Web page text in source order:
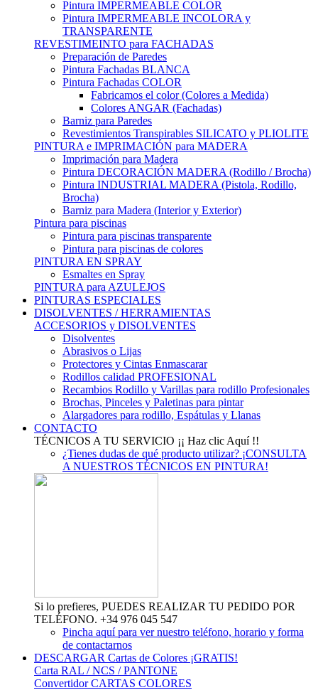
Pintura IMPERMEABLE COLOR
Pintura IMPERMEABLE INCOLORA y
TRANSPARENTE
REVESTIMEINTO para FACHADAS
Preparación de Paredes
Pintura Fachadas BLANCA
Pintura Fachadas COLOR
Fabricamos el color (Colores a Medida)
Colores ANGAR (Fachadas)
Barniz para Paredes
Revestimientos Transpirables SILICATO y PLIOLITE
PINTURA e IMPRIMACIÓN para MADERA
Imprimación para Madera
Pintura DECORACIÓN MADERA (Rodillo / Brocha)
Pintura INDUSTRIAL MADERA (Pistola, Rodillo,
Brocha)
Barniz para Madera (Interior y Exterior)
Pintura para piscinas
Pintura para piscinas transparente
Pintura para piscinas de colores
PINTURA EN SPRAY
Esmaltes en Spray
PINTURA para AZULEJOS
PINTURAS ESPECIALES
DISOLVENTES / HERRAMIENTAS
ACCESORIOS y DISOLVENTES
Disolventes
Abrasivos o Lijas
Protectores y Cintas Enmascarar
Rodillos calidad PROFESIONAL
Recambios Rodillo y Varillas para rodillo Profesionales
Brochas, Pinceles y Paletinas para pintar
Alargadores para rodillo, Espátulas y Llanas
CONTACTO
TÉCNICOS A TU SERVICIO ¡¡ Haz clic Aquí !!
¿Tienes dudas de qué producto utilizar? ¡CONSULTA
A NUESTROS TÉCNICOS EN PINTURA!
Si lo prefieres, PUEDES REALIZAR TU PEDIDO POR
TELÉFONO. +34 976 045 547
Pincha aquí para ver nuestro teléfono, horario y forma
de contactarnos
DESCARGAR Cartas de Colores ¡GRATIS!
Carta RAL / NCS / PANTONE
Convertidor CARTAS COLORES